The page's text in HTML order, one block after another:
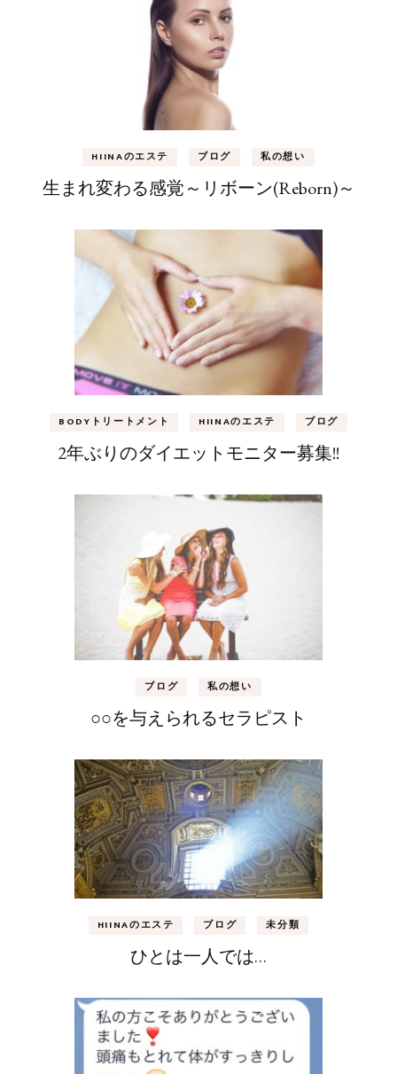
HIINAのエステ ブログ 私の想い
生まれ変わる感覚～リボーン(Reborn)～
BODYトリートメント HIINAのエステ ブログ
2年ぶりのダイエットモニター募集!!
ブログ 私の想い
○○を与えられるセラピスト
HIINAのエステ ブログ 未分類
ひとは一人では…